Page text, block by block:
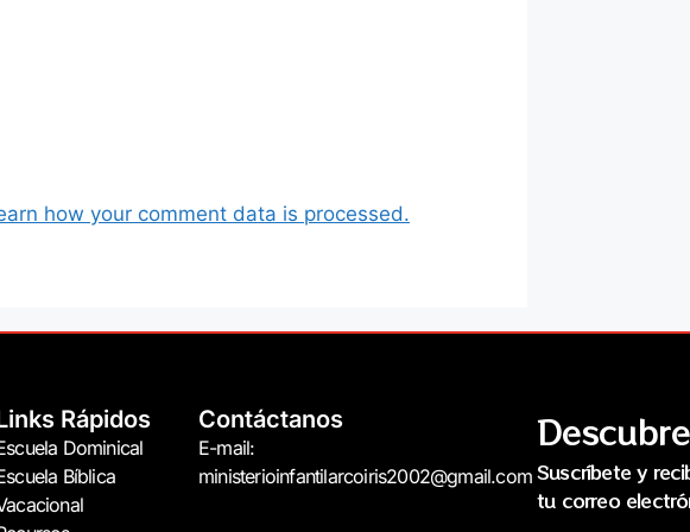
how your comment data is processed.
Rápidos
Dominical
Bíblica
Contáctanos
E-mail:
ministerioinfantilarcoiris2002@gmail.com Suscríbete y
tu correo